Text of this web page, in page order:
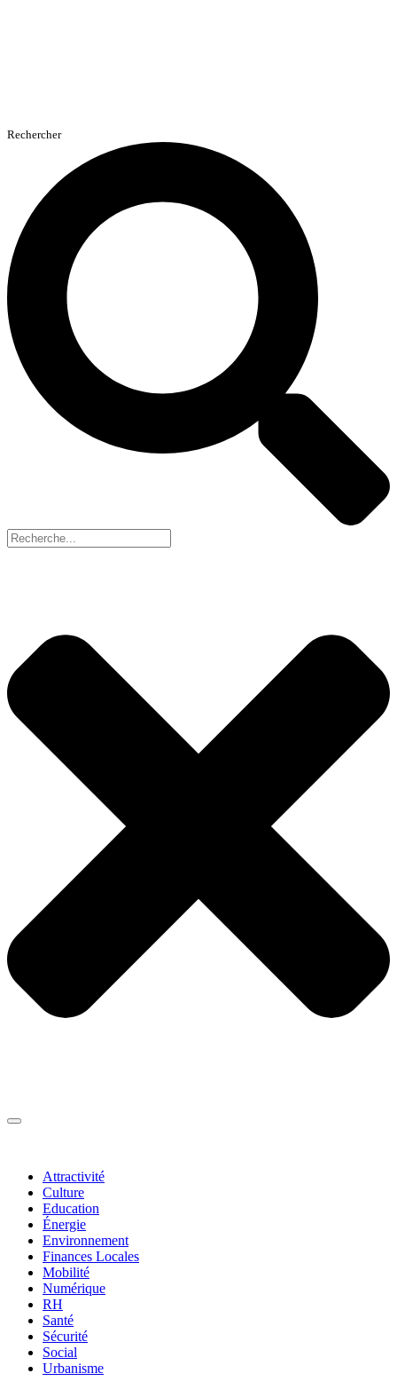
Rechercher
Attractivité
Culture
Education
Énergie
Environnement
Finances Locales
Mobilité
Numérique
RH
Santé
Sécurité
Social
Urbanisme